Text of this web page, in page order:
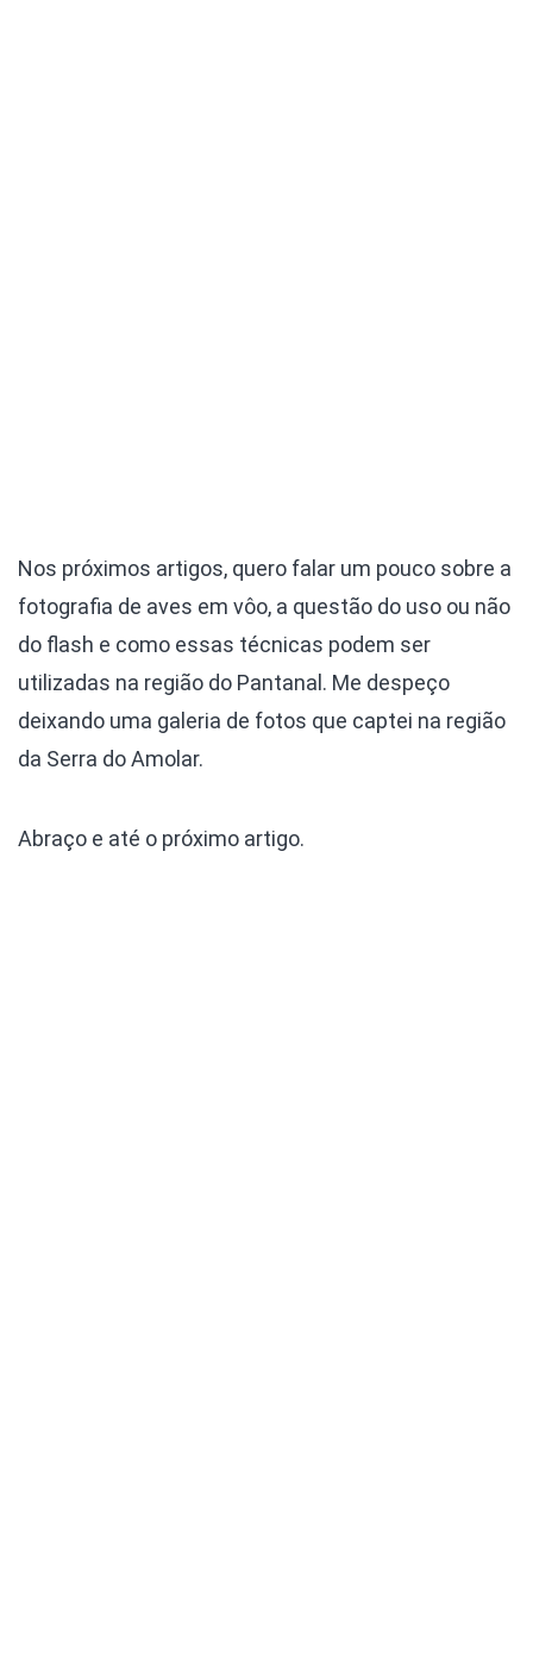
Nos próximos artigos, quero falar um pouco sobre a
fotografia de aves em vôo, a questão do uso ou não
do flash e como essas técnicas podem ser
utilizadas na região do Pantanal. Me despeço
deixando uma galeria de fotos que captei na região
da Serra do Amolar.
Abraço e até o próximo artigo.